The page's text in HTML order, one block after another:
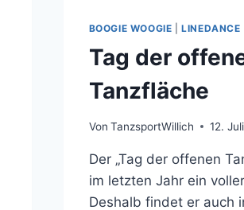
BOOGIE WOOGIE |LINEDANCE
Tag der
Tanzfläche
Von TanzsportWillich 12.
Der „Tag der offenen
im letzten Jahr ein
Deshalb findet er auch